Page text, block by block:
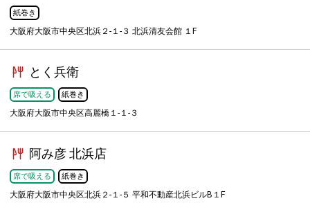
紙巻き
大阪府大阪市中央区北浜２-１-３ 北浜清友会館 １F
とく兵衛
席で吸える 紙巻き
大阪府大阪市中央区高麗橋１-１-３
阿み彦 北浜店
席で吸える 紙巻き
大阪府大阪市中央区北浜２-１-５ 平和不動産北浜ビルB１F